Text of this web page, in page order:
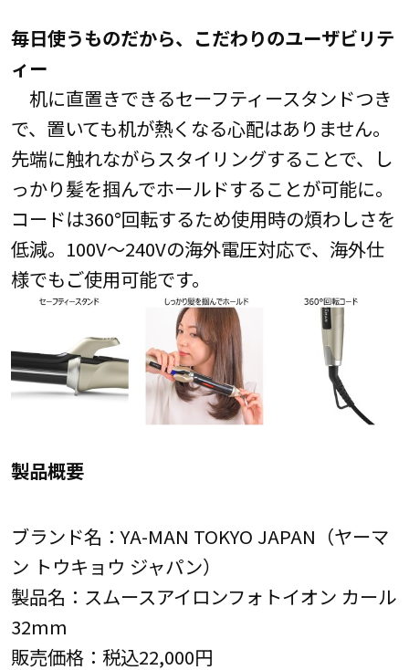
毎日使うものだから、こだわりのユーザビリテ
ィー
机に直置きできるセーフティースタンドつき
で、置いても机が熱くなる心配はありません。
先端に触れながらスタイリングすることで、し
っかり髪を掴んでホールドすることが可能に。
コードは360°回転するため使用時の煩わしさを
低減。100V～240Vの海外電圧対応で、海外仕
様でもご使用可能です。
製品概要
ブランド名：YA-MAN TOKYO JAPAN（ヤーマ
ン トウキョウ ジャパン）
製品名：スムースアイロンフォトイオン カール
32mm
販売価格：税込22,000円